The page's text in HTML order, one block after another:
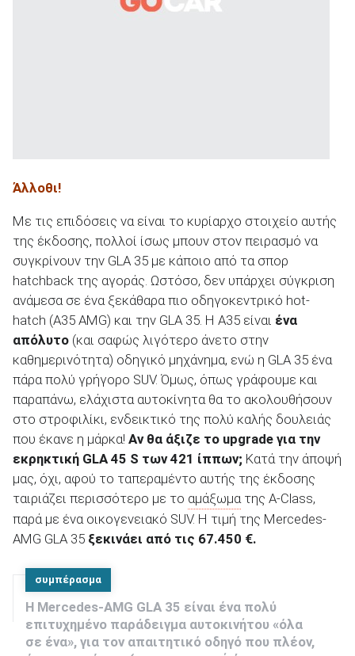
Άλλοθι!
Με τις επιδόσεις να είναι το κυρίαρχο στοιχείο αυτής
της έκδοσης, πολλοί ίσως μπουν στον πειρασμό να
συγκρίνουν την GLA 35 με κάποιο από τα σπορ
hatchback της αγοράς. Ωστόσο, δεν υπάρχει σύγκριση
ανάμεσα σε ένα ξεκάθαρα πιο οδηγοκεντρικό hot-
hatch (Α35 AMG) και την GLA 35. Η A35 είναι ένα
απόλυτο (και σαφώς λιγότερο άνετο στην
καθημερινότητα) οδηγικό μηχάνημα, ενώ η GLA 35 ένα
πάρα πολύ γρήγορο SUV. Όμως, όπως γράφουμε και
παραπάνω, ελάχιστα αυτοκίνητα θα το ακολουθήσουν
στο στροφιλίκι, ενδεικτικό της πολύ καλής δουλειάς
που έκανε η μάρκα! Αν θα άξιζε το upgrade για την
εκρηκτική GLA 45 S των 421 ίππων; Κατά την άποψή
μας, όχι, αφού το ταπεραμέντο αυτής της έκδοσης
ταιριάζει περισσότερο με το αμάξωμα της A-Class,
παρά με ένα οικογενειακό SUV. Η τιμή της Mercedes-
AMG GLA 35 ξεκινάει από τις 67.450 €.
συμπέρασμα
Η Mercedes-AMG GLA 35 είναι ένα πολύ
επιτυχημένο παράδειγμα αυτοκινήτου «όλα
σε ένα», για τον απαιτητικό οδηγό που πλέον,